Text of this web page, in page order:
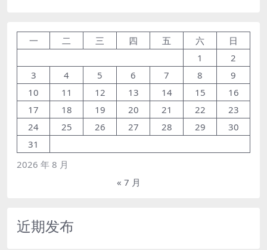
2026 年 8 月
一 二 三 四 五 六
日
1
2
3
4 5 6 7 8
9
10
11 12 13 14 15
16
17
18 19 20 21 22
23
24
25 26 27 28 29
30
31
« 7 月
近期发布